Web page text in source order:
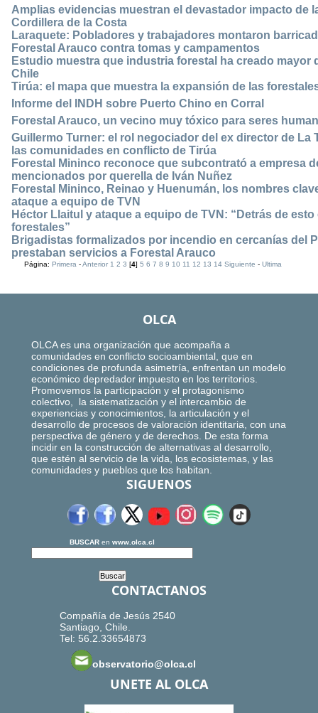
Amplias evidencias muestran el devastador impacto de
Cordillera de la Costa
Laraquete: Pobladores y trabajadores montaron
Forestal Arauco contra tomas y campamentos
Estudio muestra que industria forestal ha creado mayor
Chile
Tirúa: el mapa que muestra la expansión de las
Informe del INDH sobre Puerto Chino en Corral
Forestal Arauco, un vecino muy tóxico para seres
Guillermo Turner: el rol negociador del ex director de La
las comunidades en conflicto de Tirúa
Forestal Mininco reconoce que subcontrató a empresa
mencionados por querella de Iván Nuñez
Forestal Mininco, Reinao y Huenumán, los nombres
ataque a equipo de TVN
Héctor Llaitul y ataque a equipo de TVN: “Detrás de
forestales”
Brigadistas formalizados por incendio en cercanías del
prestaban servicios a Forestal Arauco
Página:Primera -Anterior 1 2 3 [4]5 6 7 8 9 10 11 12 13 14 Siguiente -Ultima
OLCA
OLCA es una organización que acompaña a
comunidades en conflicto socioambiental, que en
condiciones de profunda asimetría, enfrentan un modelo
económico depredador impuesto en los territorios.
Promovemos la participación y el protagonismo
colectivo, la sistematización y el intercambio de
experiencias y conocimientos, la articulación y el
desarrollo de procesos de valoración identitaria, con una
perspectiva de género y de derechos. De esta forma
incidir en la construcción de alternativas al desarrollo,
que estén al servicio de la vida, los ecosistemas, y las
comunidades y pueblos que los habitan.
SIGUENOS
BUSCAR en www.olca.cl
CONTACTANOS
Compañía de Jesús 2540
Santiago, Chile.
Tel: 56.2.33654873
observatorio@olca.cl
UNETE AL OLCA